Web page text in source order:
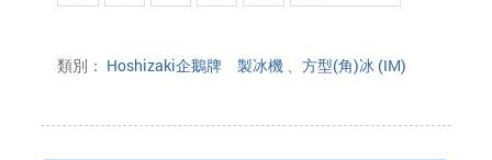
類別： Hoshizaki企鵝牌 製冰機 、方型(角)冰 (IM)